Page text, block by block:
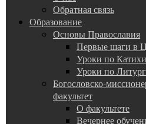
Обратная связь
Образование
Основы Православия
Первые шаги в
Уроки по
Уроки по
Богословско-
факультет
О факультете
Вечернее